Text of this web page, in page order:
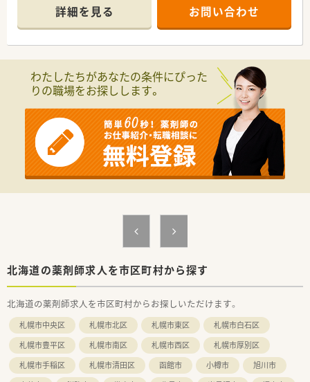
詳細を見る お問い合わせ
わたしたちがあなたの条件にぴった
りの職場をお探しします。
北海道の薬剤師求人を市区町村から探す
北海道の薬剤師求人を市区町村からお探しいただけます。
札幌市中央区 札幌市北区 札幌市東区
札幌市白石区
札幌市豊平区
札幌市南区 札幌市西区
札幌市厚別区
札幌市手稲区
札幌市清田区 函館市 小樽市
旭川市